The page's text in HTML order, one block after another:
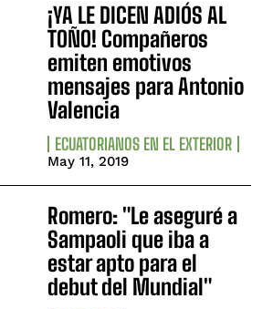
¡YA LE DICEN ADIÓS AL
TOÑO! Compañeros
emiten emotivos
mensajes para Antonio
Valencia
ECUATORIANOS EN EL EXTERIOR
May 11, 2019
Romero: "Le aseguré a
Sampaoli que iba a
estar apto para el
debut del Mundial"